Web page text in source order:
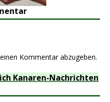
Kommentar abzugeben.
Kanaren-Nachrichten